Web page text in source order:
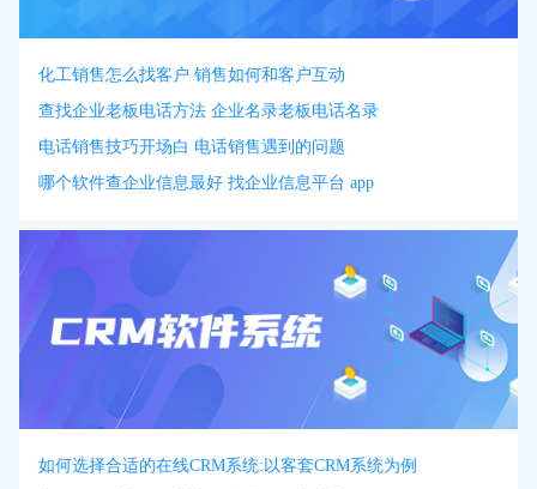
化工销售怎么找客户 销售如何和客户互动
查找企业老板电话方法 企业名录老板电话名录
电话销售技巧开场白 电话销售遇到的问题
哪个软件查企业信息最好 找企业信息平台 app
如何选择合适的在线CRM系统:以客套CRM系统为例